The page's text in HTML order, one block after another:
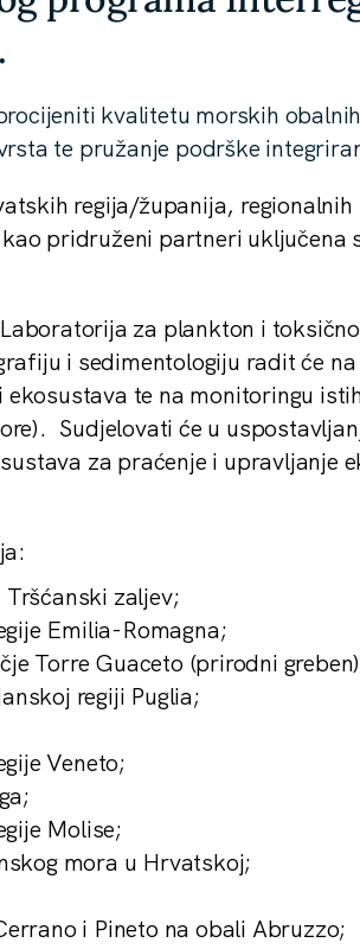
kvalitetu morskih
te pružanje podrške
regija/županija, regionalnih
pridruženi partneri uključena
za plankton i
i sedimentologiju radit će
te na monitoringu
Sudjelovati će u
za praćenje i upravljanje
Tršćanski zaljev;
Emilia-Romagna;
Torre Guaceto (prirodni
regiji Puglia;
Veneto;
Molise;
mora u Hrvatskoj;
i Pineto na obali Abruzzo;